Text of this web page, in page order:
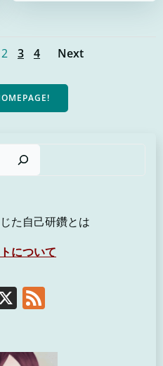
Page
2 Page
3 Page
4
Posts
Next
た自己研鑽とは
について
X